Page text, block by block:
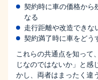
契約時に車の価格から
なる
走行距離や改造できな
契約満了時に車をどう
これらの共通点を知って
じなのではないか」と感
かし、両者はまったく違